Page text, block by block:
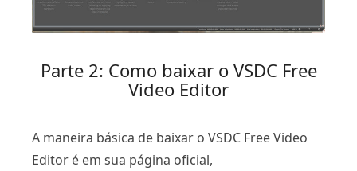
Parte 2: Como baixar o VSDC Free
Video Editor
A maneira básica de baixar o VSDC Free Video
Editor é em sua página oficial,